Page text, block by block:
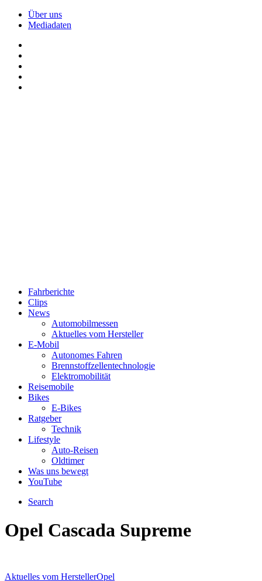
Über uns
Mediadaten
Fahrberichte
Clips
News
Automobilmessen
Aktuelles vom Hersteller
E-Mobil
Autonomes Fahren
Brennstoffzellentechnologie
Elektromobilität
Reisemobile
Bikes
E-Bikes
Ratgeber
Technik
Lifestyle
Auto-Reisen
Oldtimer
Was uns bewegt
YouTube
Search
Opel Cascada Supreme
Aktuelles vom HerstellerOpel